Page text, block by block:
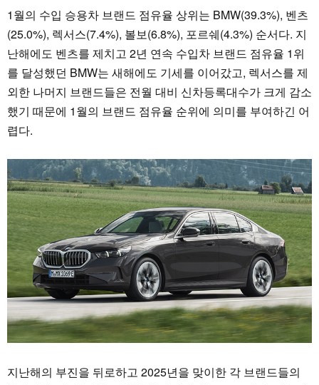
1월의 수입 승용차 브랜드 점유율 상위는 BMW(39.3%), 벤츠
(25.0%), 렉서스(7.4%), 볼보(6.8%), 포르쉐(4.3%) 순서다. 지
난해에도 벤츠를 제치고 2년 연속 수입차 브랜드 점유율 1위
를 달성했던 BMW는 새해에도 기세를 이어갔고, 렉서스를 제
외한 나머지 브랜드들은 전월 대비 신차등록대수가 크게 감소
했기 때문에 1월의 브랜드 점유율 순위에 의미를 부여하긴 어
렵다.
지난해의 부진을 뒤로하고 2025년을 맞이한 각 브랜드들의